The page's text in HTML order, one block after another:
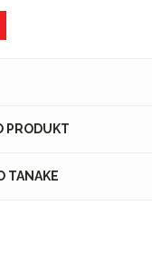
PRODUKT
TANAKE